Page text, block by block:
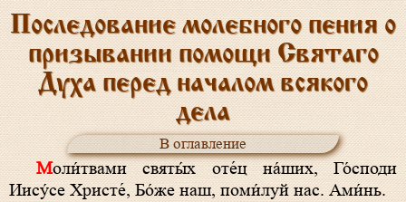
Последование молебного пения о
призывании помощи Святаго
Духа перед началом всякого
дела
В оглавление
Моли́твами святы́х оте́ц на́ших, Го́споди
Иису́се Христе́, Бо́же наш, поми́луй нас. Ами́нь.